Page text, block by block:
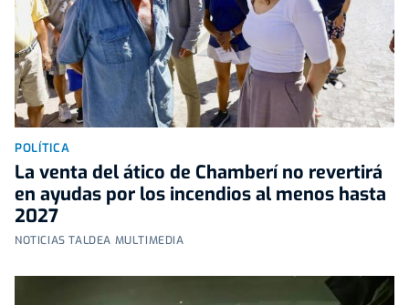
POLÍTICA
La venta del ático de Chamberí no revertirá
en ayudas por los incendios al menos hasta
2027
NOTICIAS TALDEA MULTIMEDIA